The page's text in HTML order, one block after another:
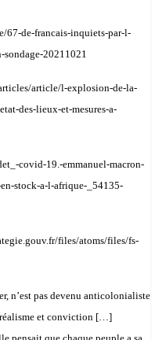
67-de-francais-inquiets-par-l-
20211021
article/l-explosion-de-la-
des-lieux-et-mesures-a-
covid-19.-emmanuel-macron-
stock-a-l-afrique-_54135-
files/atoms/files/fs-
n’est pas devenu anticolonialiste
et conviction […]